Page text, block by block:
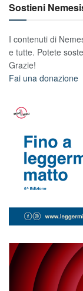
Sostieni
I contenuti di
e tutte. Potete
Grazie!
Fai una donazione